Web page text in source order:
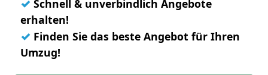
✓ Schnell & unverbindlich Angebote
erhalten!
✓ Finden Sie das beste Angebot für Ihren
Umzug!